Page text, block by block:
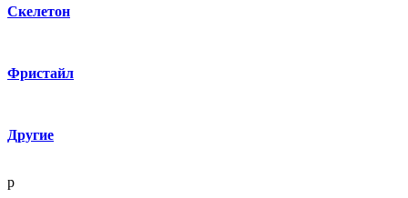
Скелетон
Фристайл
Другие
p